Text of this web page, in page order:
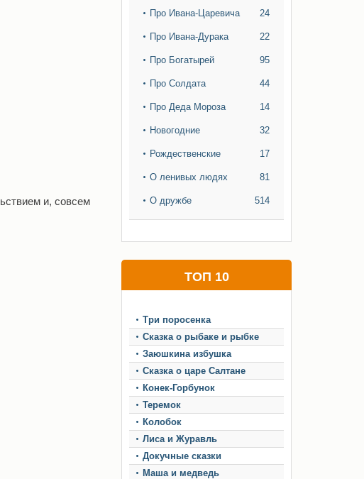
и, совсем
Про Ивана-Царевича 24
Про Ивана-Дурака 22
Про Богатырей 95
Про Солдата 44
Про Деда Мороза 14
Новогодние 32
Рождественские 17
О ленивых людях 81
О дружбе 514
ТОП 10
Три поросенка
Сказка о рыбаке и рыбке
Заюшкина избушка
Сказка о царе Салтане
Конек-Горбунок
Теремок
Колобок
Лиса и Журавль
Докучные сказки
Маша и медведь